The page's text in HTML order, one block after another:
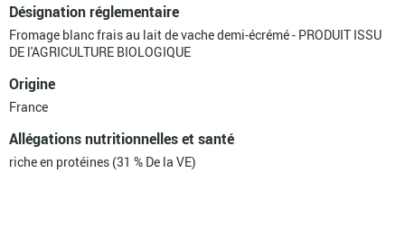
Désignation réglementaire
Fromage blanc frais au lait de vache demi-écrémé - PRODUIT ISSU
DE l'AGRICULTURE BIOLOGIQUE
Origine
France
Allégations nutritionnelles et santé
riche en protéines (31 % De la VE)